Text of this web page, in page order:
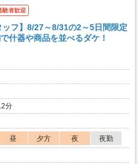
験者歓迎
ッフ】8/27～8/31の2～5日間限定
什器や商品を並べるダケ！
分
昼 夕方 夜
夜勤